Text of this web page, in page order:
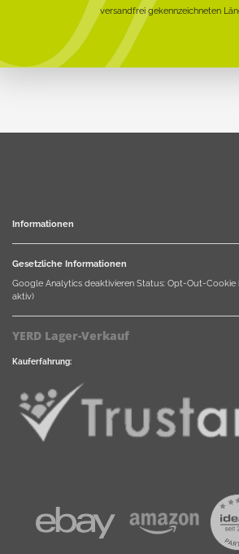
versandfrei gekennzeichneten
Informationen
Gesetzliche Informationen
Google Analytics deaktivieren Status: Opt-Out-Cookie
aktiv)
YERD Lager-Verkauf
Kauferfahrung: